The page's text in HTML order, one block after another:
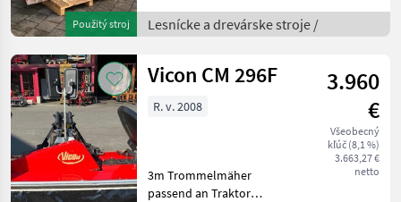
Použitý stroj
Seilwickelvorrichtung,
Seilausstoss mit
Lesnícke a drevárske stroje /
Vicon CM 296F
3.960
€
Všeobecný
kľúč (8,1 %)
3.663,27 €
netto
R. v. 2008
3m Trommelmäher
passend an Traktor